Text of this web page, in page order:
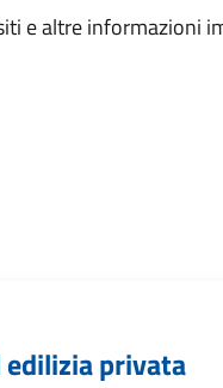
e altre informazioni
privata